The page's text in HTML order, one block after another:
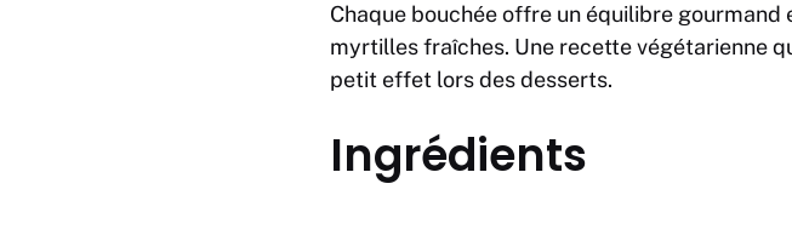
Chaque bouchée offre un équilibre
myrtilles fraîches. Une recette végétarienne
petit effet lors des desserts.
Ingrédients